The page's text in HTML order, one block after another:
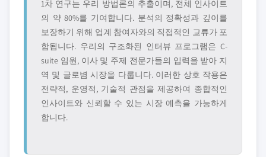
1차 연구는 우리 방법론의 추출이며, 전체 인사이트
의 약 80%를 기여합니다. 분석의 정확성과 깊이를
보장하기 위해 업계 참여자와의 직접적인 교류가 포
함됩니다. 우리의 구조화된 인터뷰 프로그램은 C-
suite 임원, 이사 및 주제 전문가들의 입력을 받아 지
역 및 글로볌 시장을 다룹니다. 이러한 상호 작용은
전략적, 운영적, 기술적 관점을 제공하여 종합적인
인사이트와 신뢰할 수 있는 시장 예측을 가능하게
합니다.